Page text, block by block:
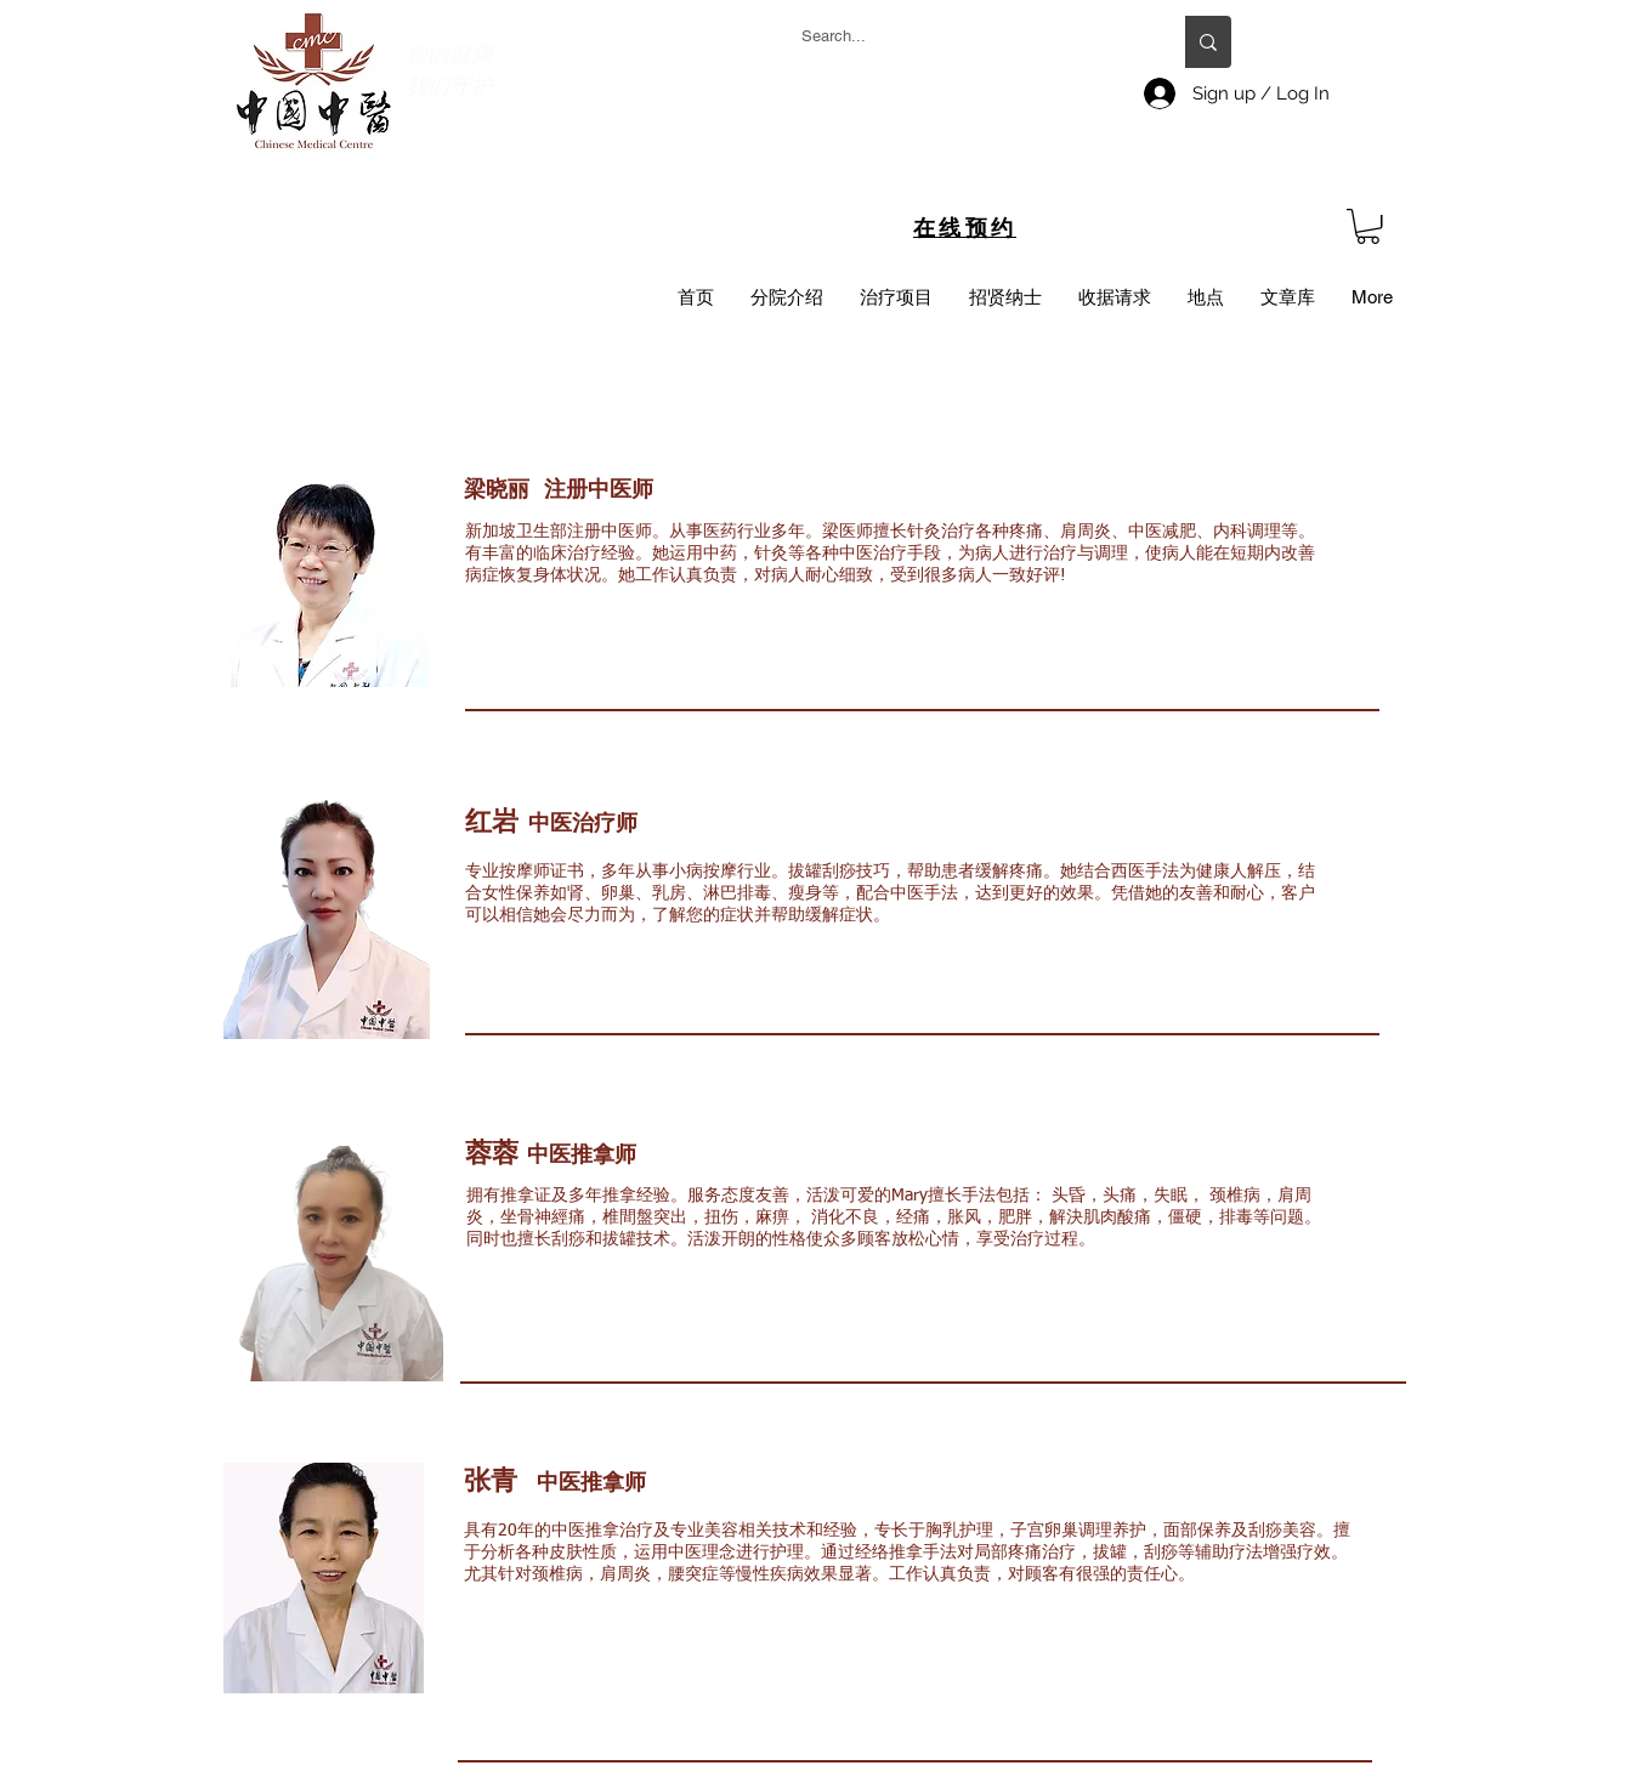
Sign up / Log In
在线预约
首页 分院介绍 治疗项目 招贤纳士 收据请求 地点 文章库 More
梁晓丽 注册中医师
新加坡卫生部注册中医师。从事医药行业多年。梁医师擅长针灸治疗各种疼痛、肩周炎、中医减肥、内科调理等。
有丰富的临床治疗经验。她运用中药，针灸等各种中医治疗手段，为病人进行治疗与调理，使病人能在短期内改善
病症恢复身体状况。她工作认真负责，对病人耐心细致，受到很多病人一致好评!
张青 中医推拿师
具有20年的中医推拿治疗及专业美容相关技术和经验，专长于胸乳护理，子宫卵巢调理养护，面部保养及刮痧美容。擅
于分析各种皮肤性质，运用中医理念进行护理。通过经络推拿手法对局部疼痛治疗，拔罐，刮痧等辅助疗法增强疗效。
尤其针对颈椎病，肩周炎，腰突症等慢性疾病效果显著。工作认真负责，对顾客有很强的责任心。
红岩 中医治疗师
专业按摩师证书，多年从事小病按摩行业。拔罐刮痧技巧，帮助患者缓解疼痛。她结合西医手法为健康人解压，结
合女性保养如肾、卵巢、乳房、淋巴排毒、瘦身等，配合中医手法，达到更好的效果。凭借她的友善和耐心，客户
可以相信她会尽力而为，了解您的症状并帮助缓解症状。
蓉蓉 中医推拿师
拥有推拿证及​多年推拿经验。服务态度友善，活泼可爱的Mary擅长手法包括： 头昏，头痛，失眠， 颈椎病，肩周
炎，坐骨神經痛，椎間盤突出，扭伤，麻痹， 消化不良，经痛，胀风，肥胖，解決肌肉酸痛，僵硬，排毒等问题。
同时也擅长刮痧和拔罐技术。活泼开朗的性格使众多顾客放松心情，享受治疗过程。